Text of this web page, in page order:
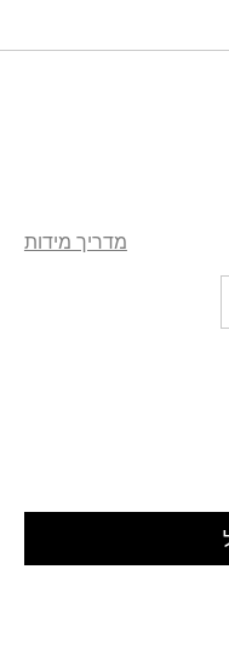
מדריך מידות